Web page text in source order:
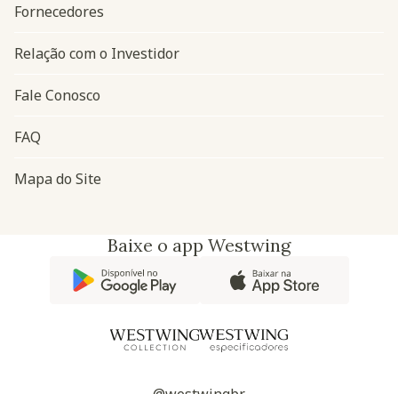
Fornecedores
Relação com o Investidor
Fale Conosco
FAQ
Mapa do Site
Baixe o app Westwing